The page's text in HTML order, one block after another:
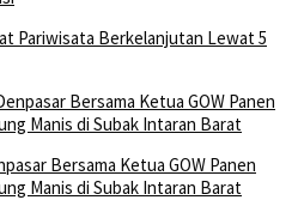
Pariwisata Berkelanjutan Lewat 5
Bersama Ketua GOW Panen
Manis di Subak Intaran Barat